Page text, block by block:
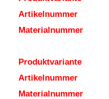
Artikelnummer
Materialnummer
Produktvariante
Artikelnummer
Materialnummer